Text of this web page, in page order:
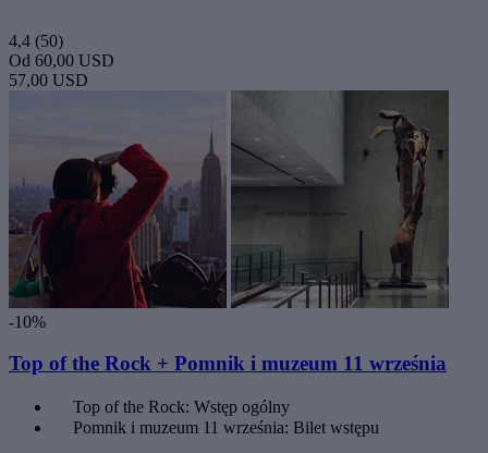
4,4 (50)
Od 60,00 USD
57,00 USD
-10%
Top of the Rock + Pomnik i muzeum 11 września
Top of the Rock: Wstęp ogólny
Pomnik i muzeum 11 września: Bilet wstępu